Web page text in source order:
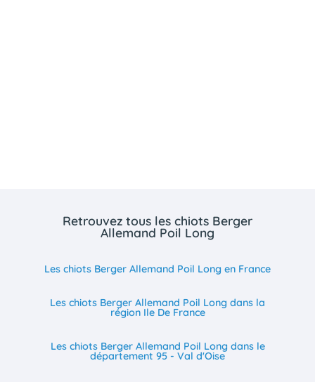
Retrouvez tous les chiots Berger
Allemand Poil Long
Les chiots Berger Allemand Poil Long en France
Les chiots Berger Allemand Poil Long dans la
région Ile De France
Les chiots Berger Allemand Poil Long dans le
département 95 - Val d'Oise